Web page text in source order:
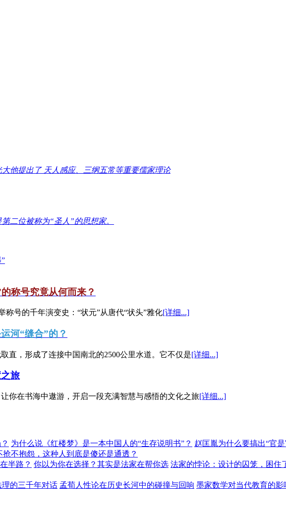
他提出了 天人感应、三纲五常等重要儒家理论
二位被称为“圣人”的思想家。
称号究竟从何而来？
称号的千年演变史：“状元”从唐代“状头”雅化[详细...]
河“缝合”的？
直，形成了连接中国南北的2500公里水道。它不仅是[详细...]
旅
你在书海中遨游，开启一段充满智慧与感悟的文化之旅[详细...]
为什么说《红楼梦》是一本中国人的“生存说明书”？ 赵匡胤为什么要搞出“官
抢不抱怨，这种人到底是傻还是通透？
半路？ 你以为你在选择？其实是法家在帮你选 法家的悖论：设计的囚笼，困住
的三千年对话 孟荀人性论在历史长河中的碰撞与回响 墨家数学对当代教育的影